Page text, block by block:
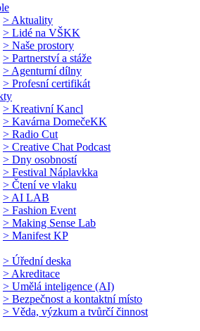
> Aktuality
> Lidé na VŠKK
> Naše prostory
> Partnerství a stáže
> Agenturní dílny
> Profesní certifikát
> Kreativní Kancl
> Kavárna DomečeKK
> Radio Cut
> Creative Chat Podcast
> Dny osobností
> Festival Náplavkka
> Čtení ve vlaku
> AI LAB
> Fashion Event
> Making Sense Lab
> Manifest KP
> Úřední deska
> Akreditace
> Umělá inteligence (AI)
> Bezpečnost a kontaktní místo
> Věda, výzkum a tvůrčí činnost